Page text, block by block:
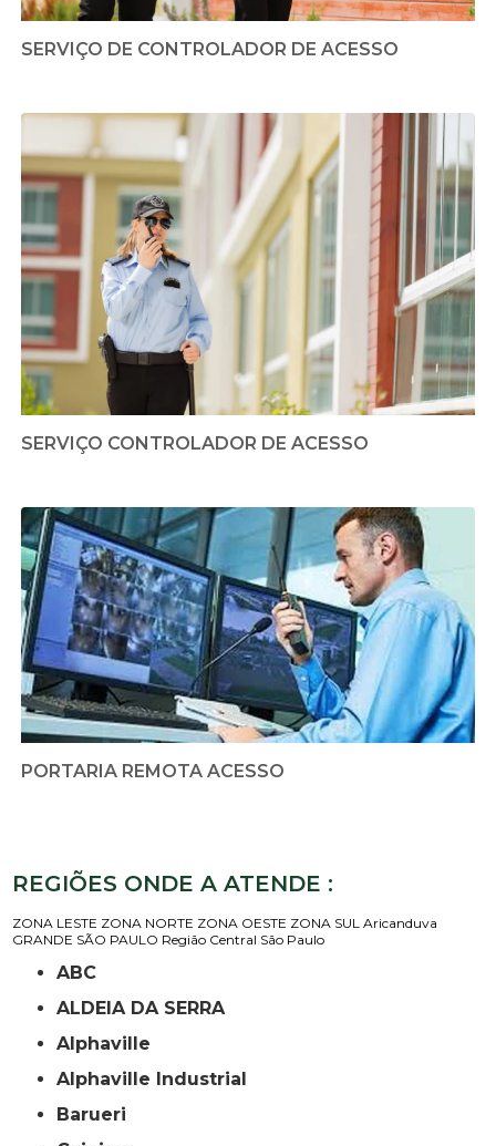
SERVIÇO DE CONTROLADOR DE ACESSO
SERVIÇO CONTROLADOR DE ACESSO
PORTARIA REMOTA ACESSO
REGIÕES ONDE A ATENDE :
ZONA LESTE ZONA NORTE ZONA OESTE ZONA SUL Aricanduva
GRANDE SÃO PAULO Região Central São Paulo
ABC
ALDEIA DA SERRA
Alphaville
Alphaville Industrial
Barueri